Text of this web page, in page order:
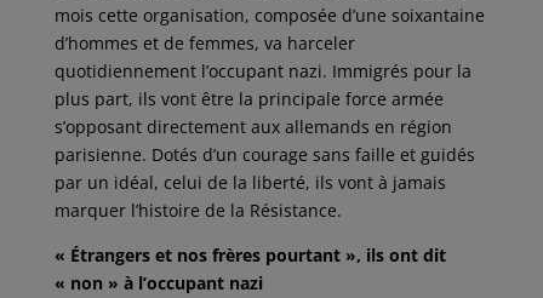
mois cette organisation, composée d’une soixantaine
d’hommes et de femmes, va harceler
quotidiennement l’occupant nazi. Immigrés pour la
plus part, ils vont être la principale force armée
s’opposant directement aux allemands en région
parisienne. Dotés d’un courage sans faille et guidés
par un idéal, celui de la liberté, ils vont à jamais
marquer l’histoire de la Résistance.
« Étrangers et nos frères pourtant », ils ont dit
« non » à l’occupant nazi